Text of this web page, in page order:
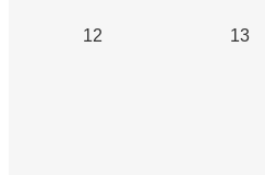
12 13